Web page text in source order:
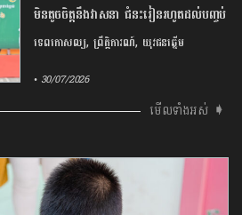
​មិន​តូចចិត្ត​នឹង​វាសនា ​ជំនះ​រៀន​រហូតដល់​បញ្ចប់​
បរិញ្ញាបត្រ​
ទេពកោសល្យ, ព្រឹត្តិការណ៍, យុវជនឆ្នើម
• 30/07/2026
មើលទាំងអស់ ➧